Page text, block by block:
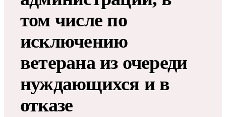
том числе по
исключению
ветерана из очереди
нуждающихся и в
отказе